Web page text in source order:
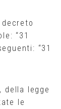
“31
“31
della legge
le